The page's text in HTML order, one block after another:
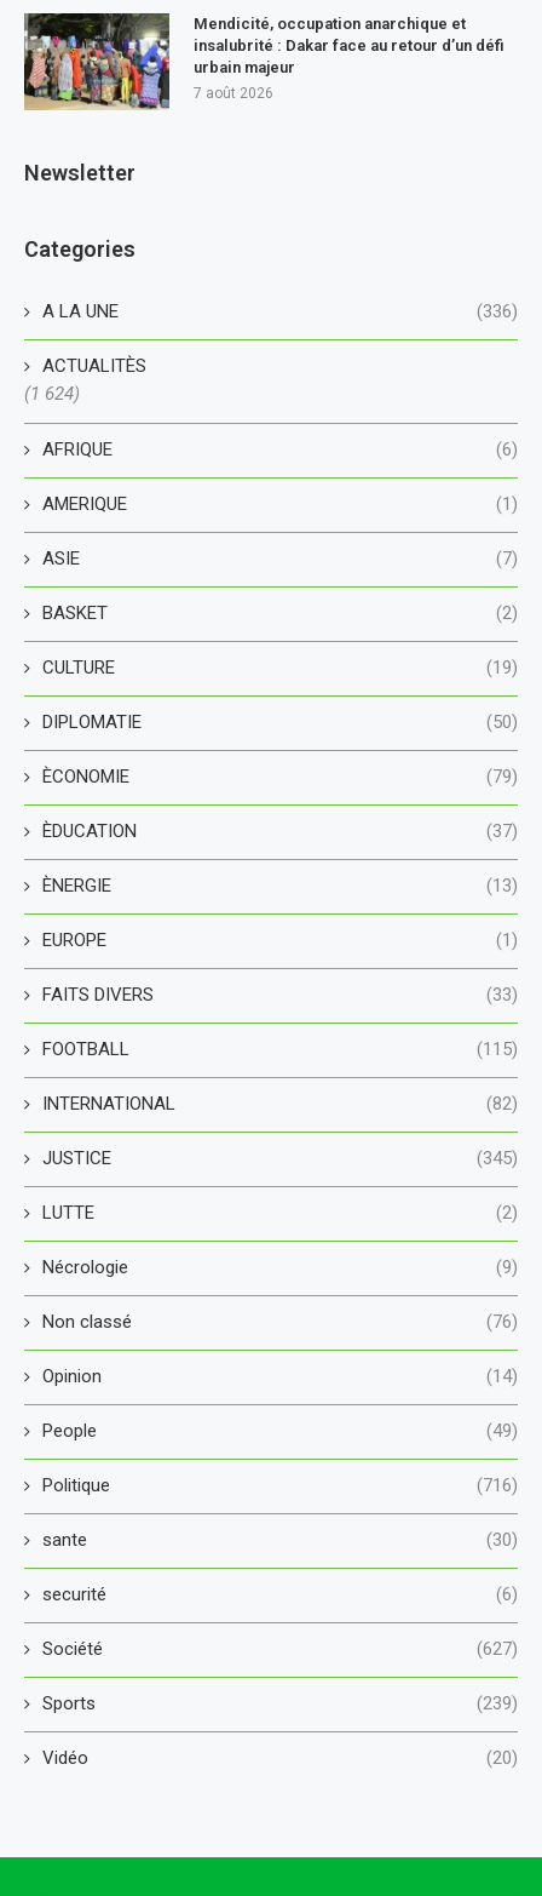
Mendicité, occupation anarchique et
insalubrité : Dakar face au retour d’un défi
urbain majeur
7 août 2026
Newsletter
Categories
A LA UNE (336)
ACTUALITÈS
(1 624)
AFRIQUE (6)
AMERIQUE (1)
ASIE (7)
BASKET (2)
CULTURE (19)
DIPLOMATIE (50)
ÈCONOMIE (79)
ÈDUCATION (37)
ÈNERGIE (13)
EUROPE (1)
FAITS DIVERS (33)
FOOTBALL (115)
INTERNATIONAL (82)
JUSTICE (345)
LUTTE (2)
Nécrologie (9)
Non classé (76)
Opinion (14)
People (49)
Politique (716)
sante (30)
securité (6)
Société (627)
Sports (239)
Vidéo (20)